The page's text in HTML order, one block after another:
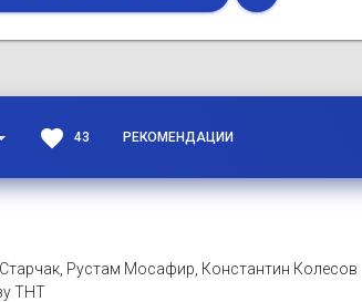
favorite 43 РЕКОМЕНДАЦИИ
Рустам Мосафир, Константин Колесов
ТНТ